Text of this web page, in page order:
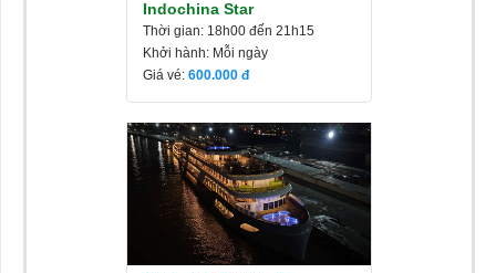
Indochina Star
Thời gian: 18h00 đến 21h15
Khởi hành: Mỗi ngày
Giá vé: 600.000